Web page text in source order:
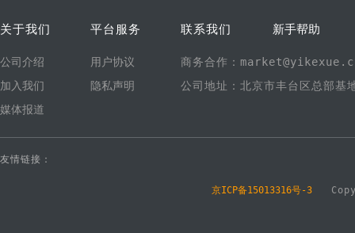
关于我们
公司介绍
加入我们
媒体报道
平台服务
用户协议
隐私声明
联系我们 新手帮助
商务合作：
公司地址：北京市丰台区总部基
友情链接：
京ICP备15013316号-3